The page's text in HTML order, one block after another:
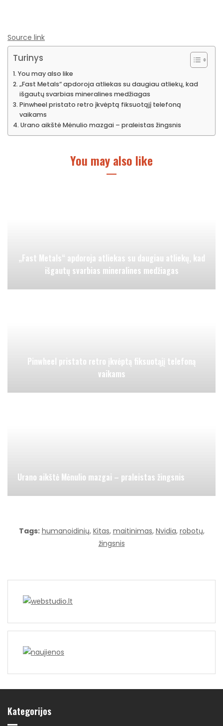
Source link
Turinys
You may also like
„Fast Metals“ apdoroja atliekas su daugiau atliekų, kad
išgautų svarbias mineralines medžiagas
Pinwheel pristato retro įkvėptą fiksuotąjį telefoną
vaikams
Urano aikštė Mėnulio mazgai – praleistas žingsnis
You may also like
„Fast Metals“ apdoroja atliekas su daugiau atliekų, kad
išgautų svarbias mineralines medžiagas
Pinwheel pristato retro įkvėptą fiksuotąjį telefoną
vaikams
Urano aikštė Mėnulio mazgai – praleistas žingsnis
Tags: humanoidinių, Kitas, maitinimas, Nvidia, robotų,
žingsnis
Kategorijos